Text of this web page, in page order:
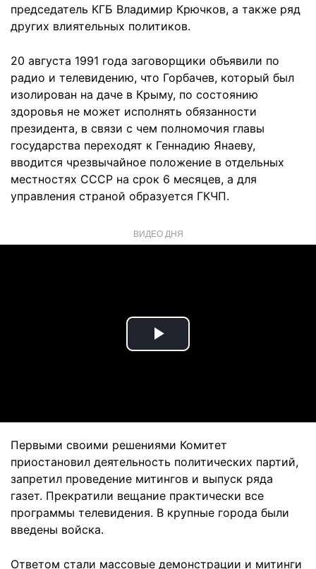
председатель КГБ Владимир Крючков, а также ряд
других влиятельных политиков.
20 августа 1991 года заговорщики объявили по
радио и телевидению, что Горбачев, который был
изолирован на даче в Крыму, по состоянию
здоровья не может исполнять обязанности
президента, в связи с чем полномочия главы
государства переходят к Геннадию Янаеву,
вводится чрезвычайное положение в отдельных
местностях СССР на срок 6 месяцев, а для
управления страной образуется ГКЧП.
ВИДЕО ДНЯ
Play
Первыми своими решениями Комитет
приостановил деятельность политических партий,
запретил проведение митингов и выпуск ряда
газет. Прекратили вещание практически все
программы телевидения. В крупные города были
введены войска.
Ответом стали массовые демонстрации и митинги